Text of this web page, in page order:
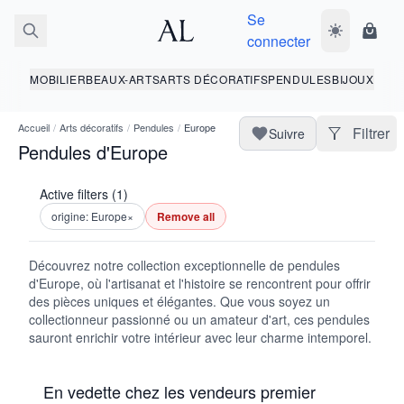
Se
connecter
Basculer le
MOBILIERBEAUX-ARTSARTS DÉCORATIFSPENDULESBIJOUX
Accueil / Arts décoratifs / Pendules / Europe
Pendules d'Europe
Suivre Filtrer
Active filters (1)
origine: Europe× Remove all
Découvrez notre collection exceptionnelle de pendules
d'Europe, où l'artisanat et l'histoire se rencontrent pour offrir
des pièces uniques et élégantes. Que vous soyez un
collectionneur passionné ou un amateur d'art, ces pendules
sauront enrichir votre intérieur avec leur charme intemporel.
En vedette chez les vendeurs premier